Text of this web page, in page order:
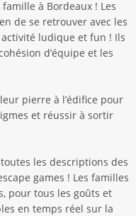
à Bordeaux ! Les
de se retrouver avec les
ludique et fun ! Ils
d’équipe et les
pierre à l’édifice pour
et réussir à sortir
les descriptions des
games ! Les familles
pour tous les goûts et
en temps réel sur la